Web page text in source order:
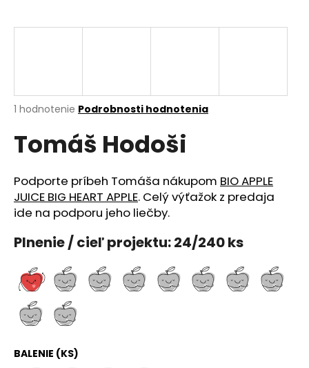
Priemerné
produktu
z
5
hviezdičiek.
1 hodnotenie Podrobnosti hodnotenia
Tomáš Hodoši
Podporte príbeh Tomáša nákupom BIO APPLE
JUICE BIG HEART APPLE. Celý výťažok z predaja
ide na podporu jeho liečby.
Plnenie / cieľ projektu: 24/240 ks
BALENIE (KS)
j
?
O
d
p
r
ú
č
a
e